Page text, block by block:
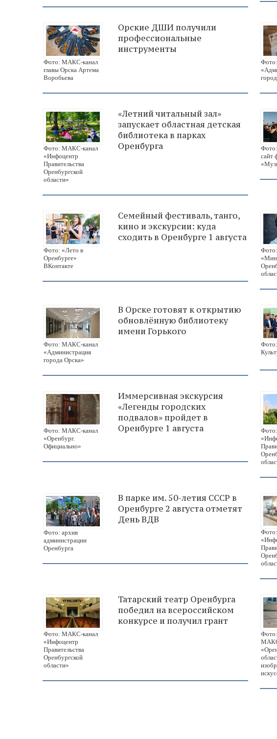
Фото: МАКС-канал
главы Орска Артема
Воробьева
Орские ДШИ получили
профессиональные
инструменты
Фото: МАКС-канал
«Инфоцентр
Правительства
Оренбургской
области»
«Летний читальный зал»
запускает областная детская
библиотека в парках
Оренбурга
сайт
Фото: «Лето в
Оренбурге»
ВКонтакте
Семейный фестиваль, танго,
кино и экскурсии: куда
сходить в Оренбурге 1 августа
Фото: МАКС-канал
«Администрация
города Орска»
В Орске готовят к открытию
обновлённую библиотеку
имени Горького
Фото: МАКС-канал
«Оренбург.
Официально»
Иммерсивная экскурсия
«Легенды городских
подвалов» пройдет в
Оренбурге 1 августа
Фото: архив
администрации
Оренбурга
В парке им. 50-летия СССР в
Оренбурге 2 августа отметят
День ВДВ
Фото: МАКС-канал
«Инфоцентр
Правительства
Оренбургской
области»
Татарский театр Оренбурга
победил на всероссийском
конкурсе и получил грант